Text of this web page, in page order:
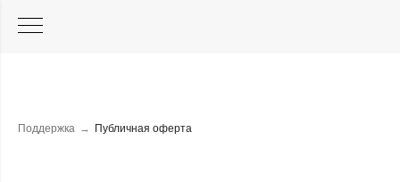
Поддержка → Публичная оферта